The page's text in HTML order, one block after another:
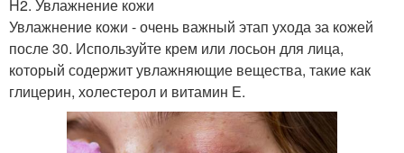
H2. Увлажнение кожи
Увлажнение кожи - очень важный этап ухода за кожей
после 30. Используйте крем или лосьон для лица,
который содержит увлажняющие вещества, такие как
глицерин, холестерол и витамин Е.